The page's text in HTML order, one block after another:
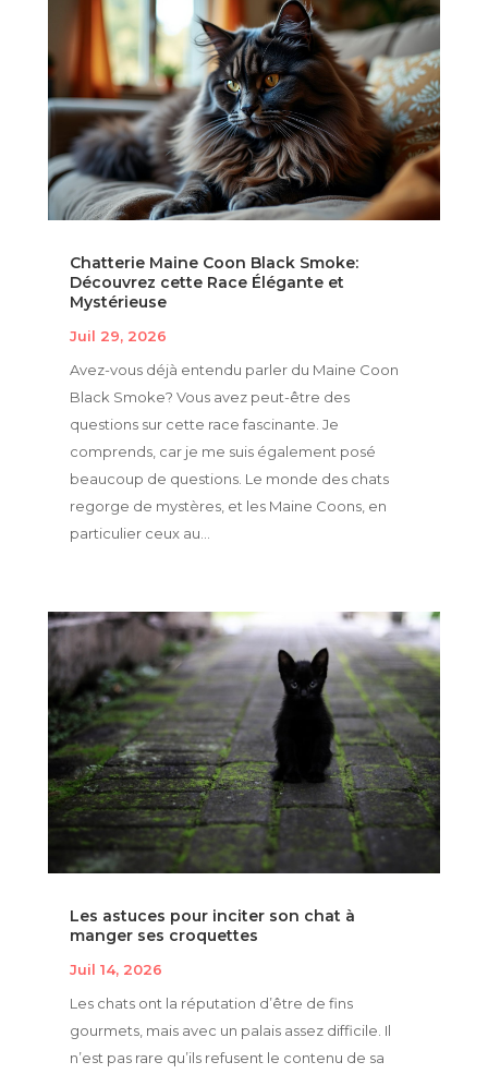
Chatterie Maine Coon Black Smoke:
Découvrez cette Race Élégante et
Mystérieuse
Juil 29, 2026
Avez-vous déjà entendu parler du Maine Coon
Black Smoke? Vous avez peut-être des
questions sur cette race fascinante. Je
comprends, car je me suis également posé
beaucoup de questions. Le monde des chats
regorge de mystères, et les Maine Coons, en
particulier ceux au...
Les astuces pour inciter son chat à
manger ses croquettes
Juil 14, 2026
Les chats ont la réputation d’être de fins
gourmets, mais avec un palais assez difficile. Il
n’est pas rare qu’ils refusent le contenu de sa